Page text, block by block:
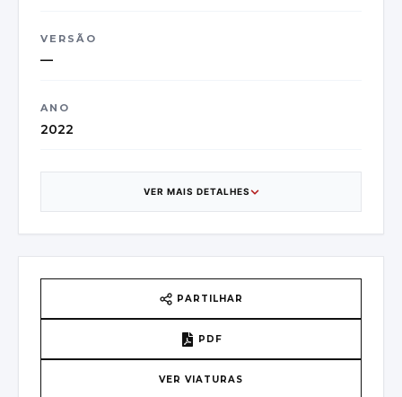
VERSÃO
—
ANO
2022
Belgium - ASSE I
WBA31AC0405V35375
VER MAIS DETALHES
PARTILHAR
PDF
VER VIATURAS